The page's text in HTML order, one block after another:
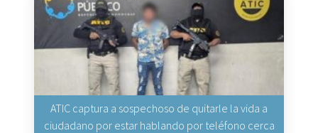
ATIC captura a sospechoso de quitarle la vida a
ciudadano por estar hablando por teléfono cerca